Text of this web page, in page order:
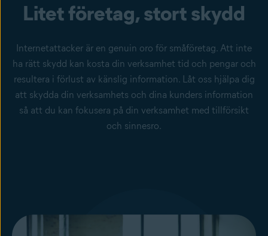
Litet företag, stort skydd
Internetattacker är en genuin oro för småföretag. Att inte
ha rätt skydd kan kosta din verksamhet tid och pengar och
resultera i förlust av känslig information. Låt oss hjälpa dig
att skydda din verksamhets och dina kunders information
så att du kan fokusera på din verksamhet med tillförsikt
och sinnesro.